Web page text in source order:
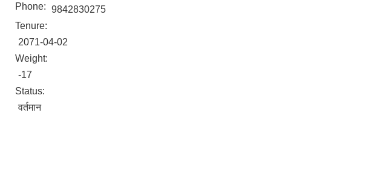
Phone: 9842830275
Tenure:
2071-04-02
Weight:
-17
Status:
वर्तमान